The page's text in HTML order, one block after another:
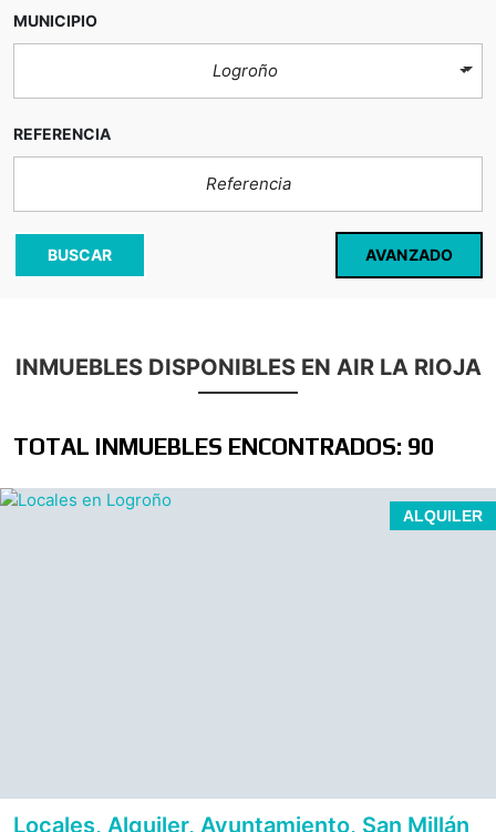
MUNICIPIO
Logroño
REFERENCIA
AVANZADO
BUSCAR
INMUEBLES DISPONIBLES EN AIR LA RIOJA
TOTAL INMUEBLES ENCONTRADOS: 90
ALQUILER
Local acondicionado como consulta de osteopatía.
Locales, Alquiler, Ayuntamiento, San Millán